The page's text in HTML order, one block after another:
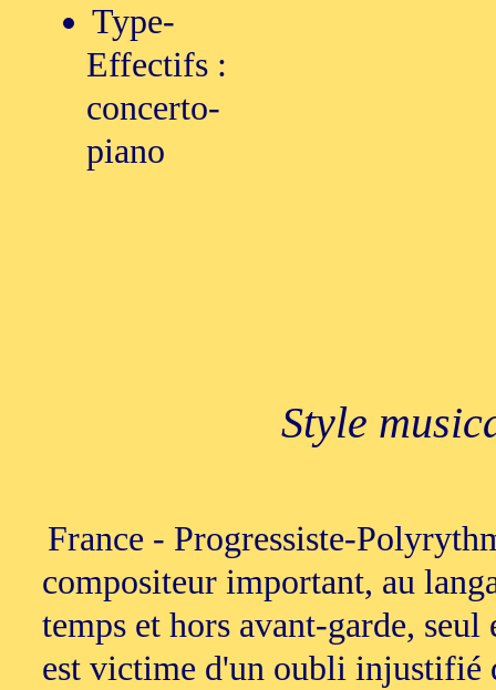
Type-
Effectifs :
concerto-
piano
Style
France - Progressiste-
compositeur important, au
temps et hors avant-garde,
est victime d'un oubli injustifié